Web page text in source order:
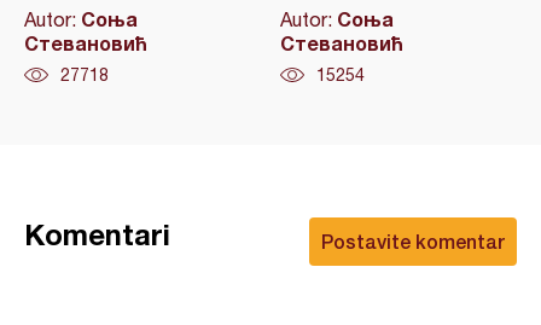
Autor: Соња
Стевановић
27718
Autor: Соња
Стевановић
15254
Postavite komentar
Komentari